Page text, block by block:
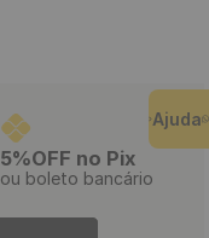
Ajuda
5%OFF no Pix
ou boleto bancário